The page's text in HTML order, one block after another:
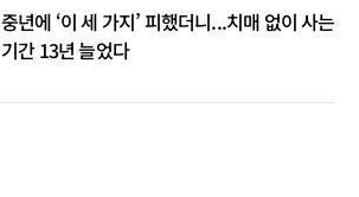
중년에 ‘이 세 가지’ 피했더니...치매 없이 사는
기간 13년 늘었다